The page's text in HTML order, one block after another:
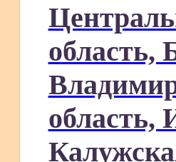
область,
область,